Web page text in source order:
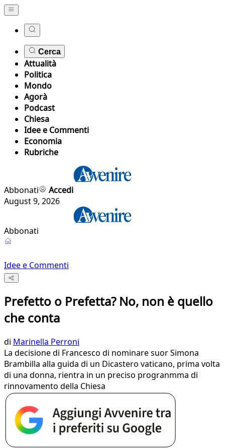
Cerca
Attualità
Politica
Mondo
Agorà
Podcast
Chiesa
Idee e Commenti
Economia
Rubriche
Abbonati
Accedi
August 9, 2026
Abbonati
Idee e Commenti
Prefetto o Prefetta? No, non è quello
che conta
di Marinella Perroni
La decisione di Francesco di nominare suor Simona
Brambilla alla guida di un Dicastero vaticano, prima volta
di una donna, rientra in un preciso progranmma di
rinnovamento della Chiesa